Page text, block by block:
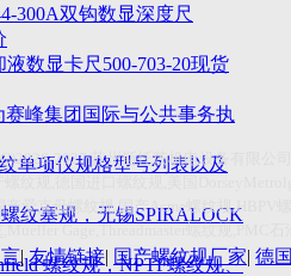
尺GAPSG/NMSG/GRIP-
圆度仪价格表，国产
超预期，近五年季度交
300A双钩数显深度尺
数显卡尺500-703-20现货
赛峰集团国际与公共事务执
单项仪规格型号列表以及
纹塞规，无锡SPIRALOCK
螺纹规，NPTF螺纹规、
2027苏州斯托茨机电设备有限公司
纹规
产爱克母螺纹规 ,国产Acme 螺纹规,HBPV
|友情链接| 国产螺纹规厂家| 德